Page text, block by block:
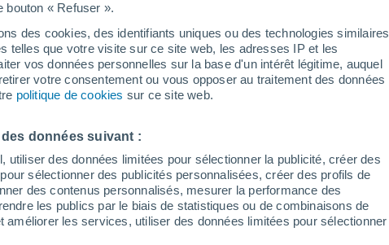
bouton « Refuser ».
des cookies, des identifiants uniques ou des technologies similaires
telles que votre visite sur ce site web, les adresses IP et les
vos données personnelles sur la base d'un intérêt légitime, auquel
votre consentement ou vous opposer au traitement des données
politique de cookies sur ce site web.
données suivant :
des données limitées pour sélectionner la publicité, créer des
sélectionner des publicités personnalisées, créer des profils de
des contenus personnalisés, mesurer la performance des
les publics par le biais de statistiques ou de combinaisons de
les services, utiliser des données limitées pour sélectionner
0 / 1
0 / 3
0 / 3
Epaisseur de neige au sommet -
Tyoe de neige à la base
Tyoe de neige au sommet